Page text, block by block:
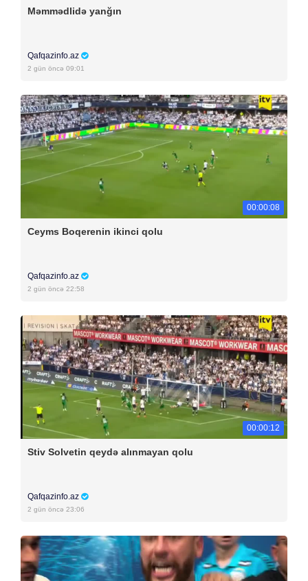
Məmmədlidə yanğın
Qafqazinfo.az
2 gün öncə 09:01
00:00:08
Ceyms Boqerenin ikinci qolu
Qafqazinfo.az
2 gün öncə 22:58
00:00:12
Stiv Solvetin qeydə alınmayan qolu
Qafqazinfo.az
2 gün öncə 23:06